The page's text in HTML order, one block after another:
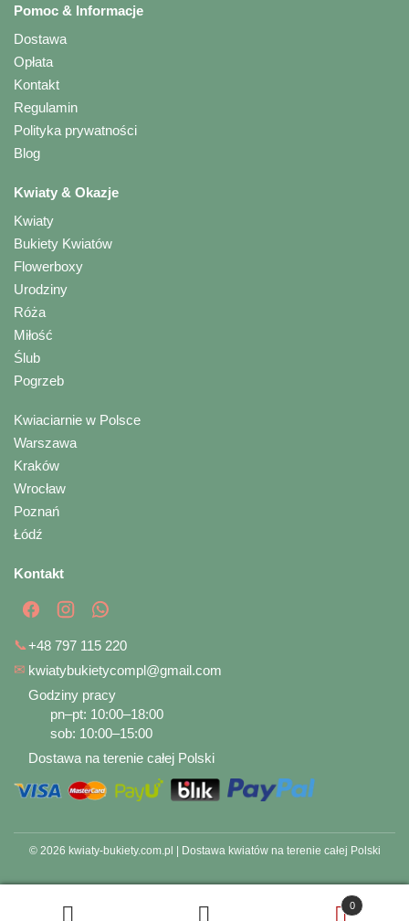
Pomoc & Informacje
Dostawa
Opłata
Kontakt
Regulamin
Polityka prywatności
Blog
Kwiaty & Okazje
Kwiaty
Bukiety Kwiatów
Flowerboxy
Urodziny
Róża
Miłość
Ślub
Pogrzeb
Kwiaciarnie w Polsce
Warszawa
Kraków
Wrocław
Poznań
Łódź
Kontakt
📞+48 797 115 220
✉ kwiatybukietycompl@gmail.com
Godziny pracy
pn–pt: 10:00–18:00
sob: 10:00–15:00
Dostawa na terenie całej Polski
0
© 2026 kwiaty-bukiety.com.pl | Dostawa kwiatów na terenie całej Polski